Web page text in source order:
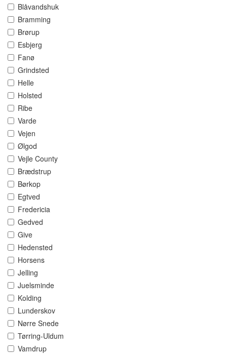
Blåvandshuk
Bramming
Brørup
Esbjerg
Fanø
Grindsted
Helle
Holsted
Ribe
Varde
Vejen
Ølgod
Vejle County
Brædstrup
Børkop
Egtved
Fredericia
Gedved
Give
Hedensted
Horsens
Jelling
Juelsminde
Kolding
Lunderskov
Nørre Snede
Tørring-Uldum
Vamdrup